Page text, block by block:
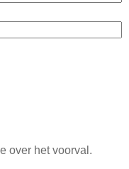
over het voorval.